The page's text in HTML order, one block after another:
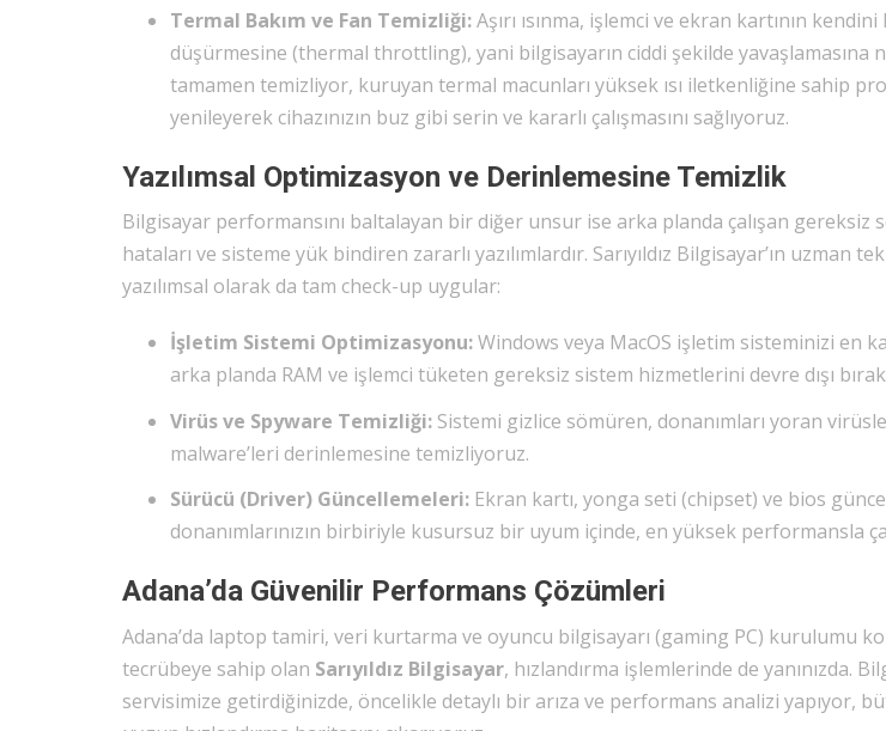
Termal Bakım ve Fan Temizliği:Aşırı ısınma, işlemci ve ekran kartının
düşürmesine (thermal throttling), yani bilgisayarın ciddi şekilde yavaşlamasına
tamamen temizliyor, kuruyan termal macunları yüksek ısı iletkenliğine sahip
yenileyerek cihazınızın buz gibi serin ve kararlı çalışmasını sağlıyoruz.
Yazılımsal Optimizasyon ve Derinlemesine Temizlik
Bilgisayar performansını baltalayan bir diğer unsur ise arka planda çalışan gereksiz
hataları ve sisteme yük bindiren zararlı yazılımlardır. Sarıyıldız Bilgisayar’ın uzman
yazılımsal olarak da tam check-up uygular:
İşletim Sistemi Optimizasyonu:Windows veya MacOS işletim sisteminizi en
arka planda RAM ve işlemci tüketen gereksiz sistem hizmetlerini devre dışı
Virüs ve Spyware Temizliği: Sistemi gizlice sömüren, donanımları yoran
malware’leri derinlemesine temizliyoruz.
Sürücü (Driver) Güncellemeleri: Ekran kartı, yonga seti (chipset) ve bios
donanımlarınızın birbiriyle kusursuz bir uyum içinde, en yüksek performansla
Adana’da Güvenilir Performans Çözümleri
Adana’da laptop tamiri, veri kurtarma ve oyuncu bilgisayarı (gaming PC) kurulumu
tecrübeye sahip olan Sarıyıldız Bilgisayar, hızlandırma işlemlerinde de yanınızda.
servisimize getirdiğinizde, öncelikle detaylı bir arıza ve performans analizi yapıyor,